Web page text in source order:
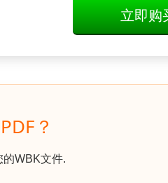
立即购
？
WBK文件.